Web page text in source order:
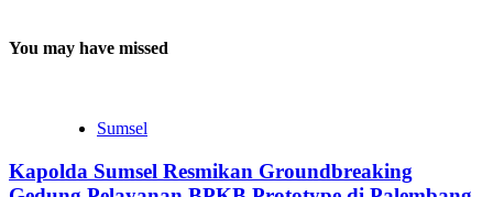
You may have missed
Sumsel
Kapolda Sumsel Resmikan Groundbreaking